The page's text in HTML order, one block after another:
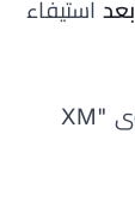
بعد استيفاء
هذه هي الفجوة التي تتجاهلها معظم العناوين التسويقية، ومنها تنشأ أغلب شكاوى "XM